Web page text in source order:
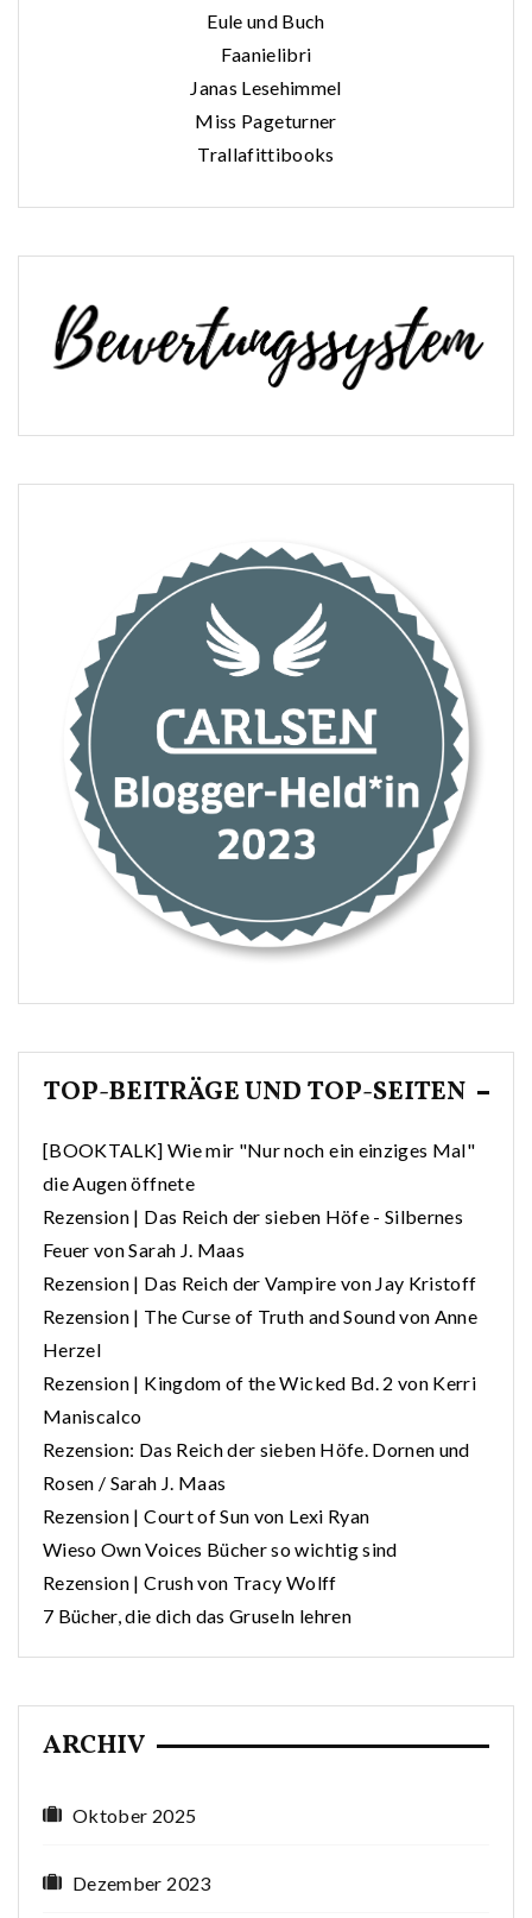
Eule und Buch
Faanielibri
Janas Lesehimmel
Miss Pageturner
Trallafittibooks
TOP-BEITRÄGE UND TOP-SEITEN
[BOOKTALK] Wie mir "Nur noch ein einziges Mal"
die Augen öffnete
Rezension | Das Reich der sieben Höfe - Silbernes
Feuer von Sarah J. Maas
Rezension | Das Reich der Vampire von Jay Kristoff
Rezension | The Curse of Truth and Sound von Anne
Herzel
Rezension | Kingdom of the Wicked Bd. 2 von Kerri
Maniscalco
Rezension: Das Reich der sieben Höfe. Dornen und
Rosen / Sarah J. Maas
Rezension | Court of Sun von Lexi Ryan
Wieso Own Voices Bücher so wichtig sind
Rezension | Crush von Tracy Wolff
7 Bücher, die dich das Gruseln lehren
ARCHIV
Oktober 2025
Dezember 2023